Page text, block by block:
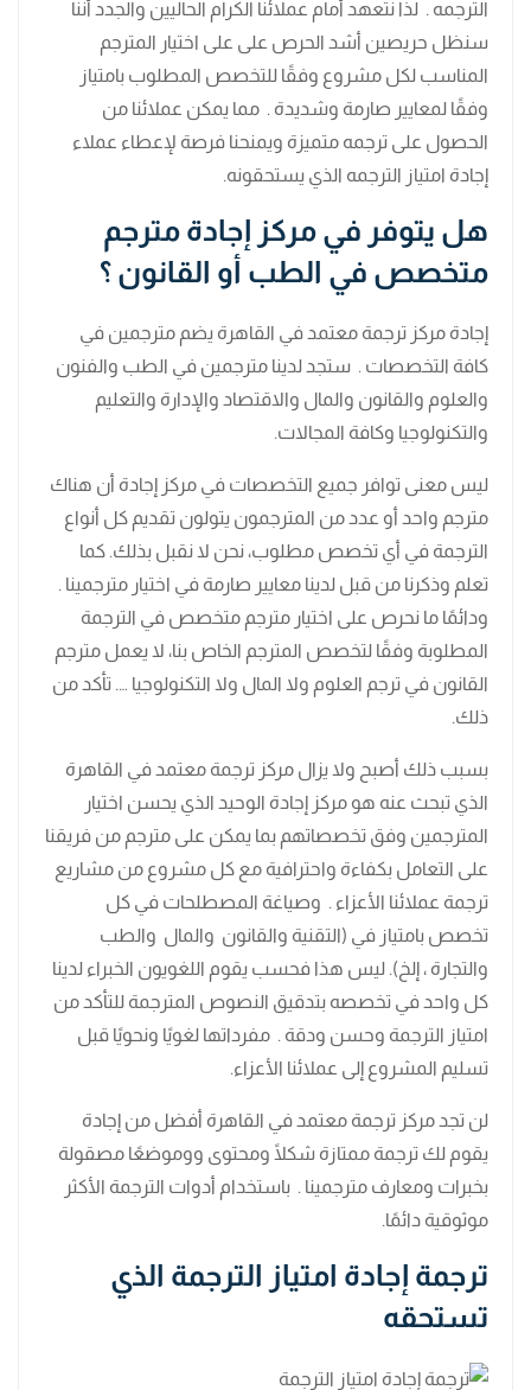
الترجمه . لذا نتعهد أمام عملائنا الكرام الحاليين والجدد أننا
سنظل حريصين أشد الحرص على على اختيار المترجم
المناسب لكل مشروع وفقًا للتخصص المطلوب بامتياز
وفقًا لمعايير صارمة وشديدة . مما يمكن عملائنا من
الحصول على ترجمه متميزة ويمنحنا فرصة لإعطاء عملاء
إجادة امتياز الترجمه الذي يستحقونه.
هل يتوفر في مركز إجادة مترجم
متخصص في الطب أو القانون ؟
إجادة مركز ترجمة معتمد في القاهرة يضم مترجمين في
كافة التخصصات . ستجد لدينا مترجمين في الطب والفنون
والعلوم والقانون والمال والاقتصاد والإدارة والتعليم
والتكنولوجيا وكافة المجالات.
ليس معنى توافر جميع التخصصات في مركز إجادة أن هناك
مترجم واحد أو عدد من المترجمون يتولون تقديم كل أنواع
الترجمة في أي تخصص مطلوب، نحن لا نقبل بذلك. كما
تعلم وذكرنا من قبل لدينا معايير صارمة في اختيار مترجمينا .
ودائمًا ما نحرص على اختيار مترجم متخصص في الترجمة
المطلوبة وفقًا لتخصص المترجم الخاص بنا، لا يعمل مترجم
القانون في ترجم العلوم ولا المال ولا التكنولوجيا …. تأكد من
ذلك.
بسبب ذلك أصبح ولا يزال مركز ترجمة معتمد في القاهرة
الذي تبحث عنه هو مركز إجادة الوحيد الذي يحسن اختيار
المترجمين وفق تخصصاتهم بما يمكن على مترجم من فريقنا
على التعامل بكفاءة واحترافية مع كل مشروع من مشاريع
ترجمة عملائنا الأعزاء . وصياغة المصطلحات في كل
تخصص بامتياز في (التقنية والقانون والمال والطب
والتجارة ، إلخ). ليس هذا فحسب يقوم اللغويون الخبراء لدينا
كل واحد في تخصصه بتدقيق النصوص المترجمة للتأكد من
امتياز الترجمة وحسن ودقة . مفرداتها لغويًا ونحويًا قبل
تسليم المشروع إلى عملائنا الأعزاء.
لن تجد مركز ترجمة معتمد في القاهرة أفضل من إجادة
يقوم لك ترجمة ممتازة شكلًا ومحتوى ووموضعًا مصقولة
بخبرات ومعارف مترجمينا . باستخدام أدوات الترجمة الأكثر
موثوقية دائمًا.
ترجمة إجادة امتياز الترجمة الذي
تستحقه